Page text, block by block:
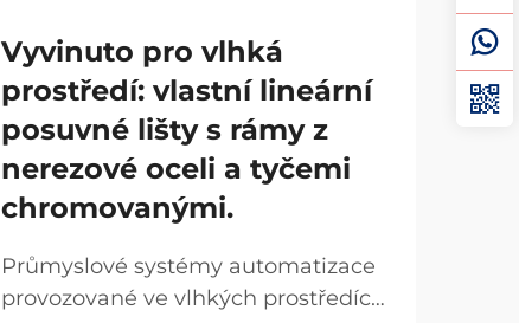
Vyvinuto pro vlhká
prostředí: vlastní lineární
posuvné lišty s rámy z
nerezové oceli a tyčemi
chromovanými.
Průmyslové systémy automatizace
provozované ve vlhkých prostředích